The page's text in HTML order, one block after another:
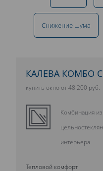
Снижение шума
КАЛЕВА КОМБО
купить окно от 48 200 руб.
Комбинация
интерьера
Тепловой комфорт